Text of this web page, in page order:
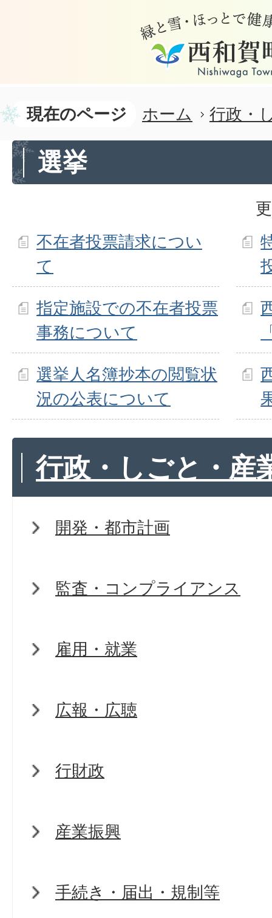
現在のページ ホーム 行政・
選挙
不在者投票請求につい
て
指定施設での不在者投票
事務について
選挙人名簿抄本の閲覧状
況の公表について
行政・しごと・産
開発・都市計画
監査・コンプライアンス
雇用・就業
広報・広聴
行財政
産業振興
手続き・届出・規制等